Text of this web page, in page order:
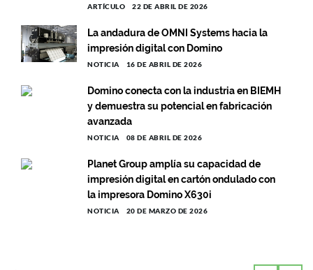
ARTÍCULO 22 DE ABRIL DE 2026
La andadura de OMNI Systems hacia la
impresión digital con Domino
NOTICIA 16 DE ABRIL DE 2026
Domino conecta con la industria en BIEMH
y demuestra su potencial en fabricación
avanzada
NOTICIA 08 DE ABRIL DE 2026
Planet Group amplía su capacidad de
impresión digital en cartón ondulado con
la impresora Domino X630i
NOTICIA 20 DE MARZO DE 2026